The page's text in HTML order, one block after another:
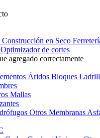
Construcción en Seco
Optimizador de cortes
agregado correctamente
Áridos Bloques
Mallas
Otros Membranas